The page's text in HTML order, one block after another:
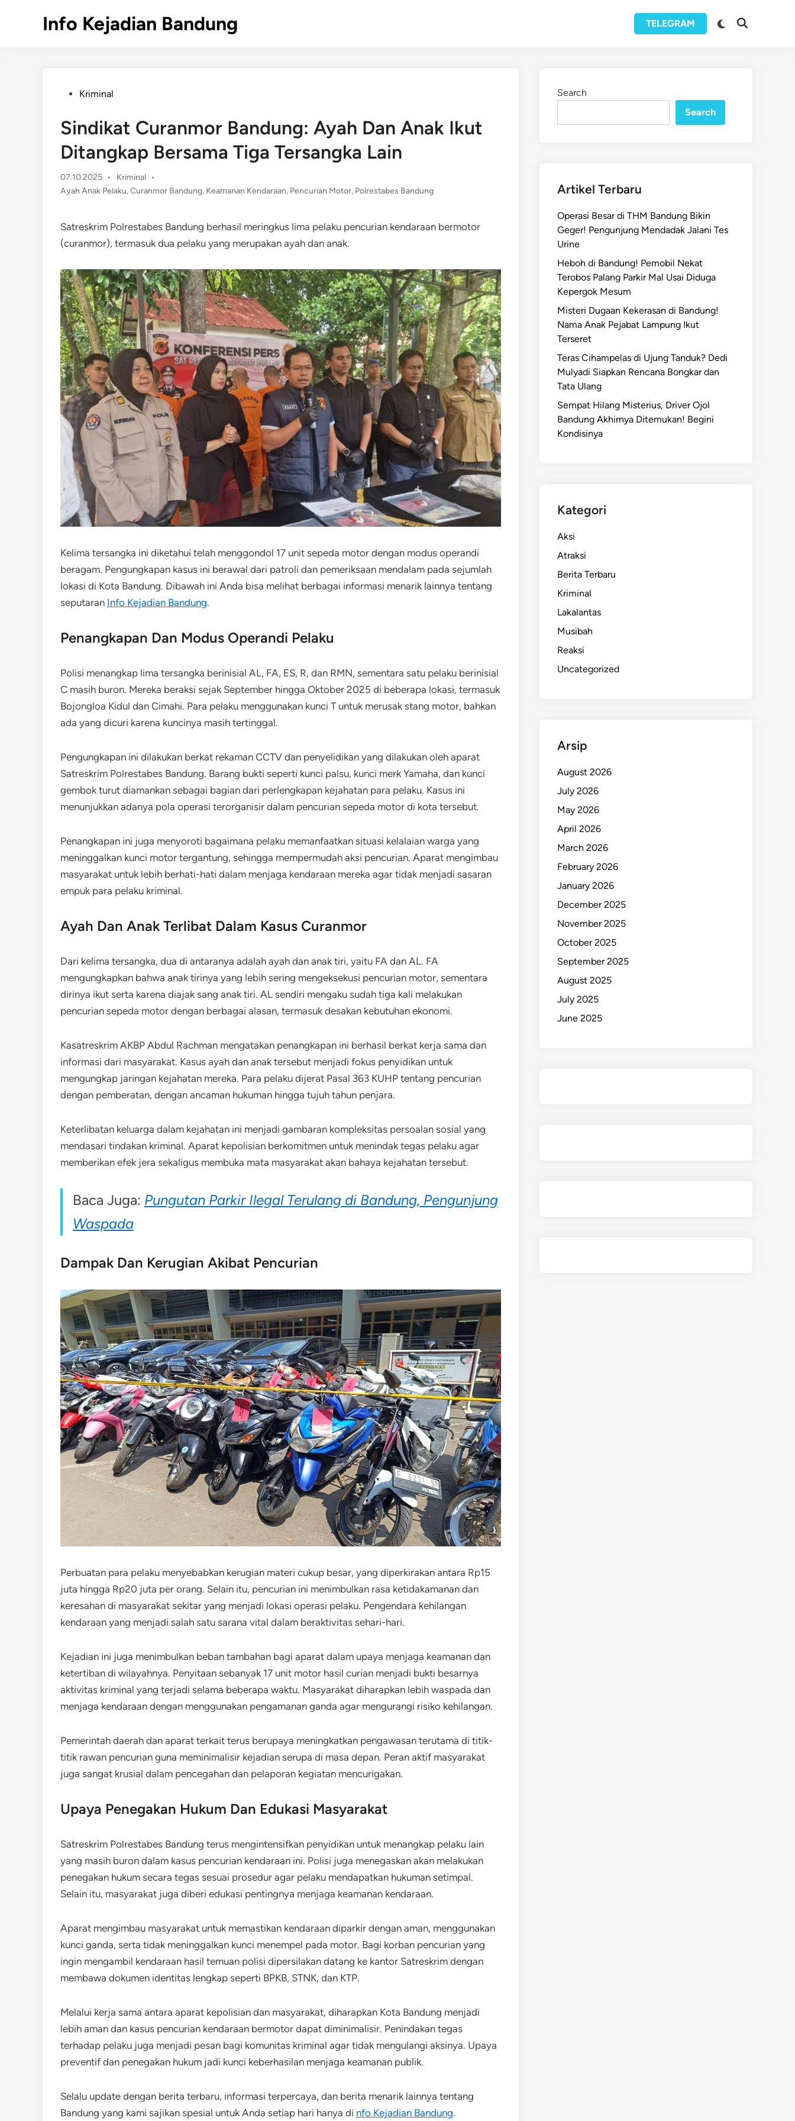
Info Kejadian Bandung TELEGRAM
Switch
Open
PostedKriminal
Sindikat Curanmor Bandung: Ayah Dan Anak Ikut
Ditangkap Bersama Tiga Tersangka Lain
07.10.2025 •
Posted
in
Kriminal
•
Ayah Anak Pelaku,Curanmor Bandung, Keamanan Kendaraan, Pencurian Motor, Polrestabes Bandung
Satreskrim Polrestabes Bandung berhasil meringkus lima pelaku pencurian kendaraan bermotor
(curanmor), termasuk dua pelaku yang merupakan ayah dan anak.
Kelima tersangka ini diketahui telah menggondol 17 unit sepeda motor dengan modus operandi
beragam. Pengungkapan kasus ini berawal dari patroli dan pemeriksaan mendalam pada sejumlah
lokasi di Kota Bandung. Dibawah ini Anda bisa melihat berbagai informasi menarik lainnya tentang
seputaran Info Kejadian Bandung.
Penangkapan Dan Modus Operandi Pelaku
Polisi menangkap lima tersangka berinisial AL, FA, ES, R, dan RMN, sementara satu pelaku berinisial
C masih buron. Mereka beraksi sejak September hingga Oktober 2025 di beberapa lokasi, termasuk
Bojongloa Kidul dan Cimahi. Para pelaku menggunakan kunci T untuk merusak stang motor, bahkan
ada yang dicuri karena kuncinya masih tertinggal.
Pengungkapan ini dilakukan berkat rekaman CCTV dan penyelidikan yang dilakukan oleh aparat
Satreskrim Polrestabes Bandung. Barang bukti seperti kunci palsu, kunci merk Yamaha, dan kunci
gembok turut diamankan sebagai bagian dari perlengkapan kejahatan para pelaku. Kasus ini
menunjukkan adanya pola operasi terorganisir dalam pencurian sepeda motor di kota tersebut.
Penangkapan ini juga menyoroti bagaimana pelaku memanfaatkan situasi kelalaian warga yang
meninggalkan kunci motor tergantung, sehingga mempermudah aksi pencurian. Aparat mengimbau
masyarakat untuk lebih berhati-hati dalam menjaga kendaraan mereka agar tidak menjadi sasaran
empuk para pelaku kriminal.
Ayah Dan Anak Terlibat Dalam Kasus Curanmor
Dari kelima tersangka, dua di antaranya adalah ayah dan anak tiri, yaitu FA dan AL. FA
mengungkapkan bahwa anak tirinya yang lebih sering mengeksekusi pencurian motor, sementara
dirinya ikut serta karena diajak sang anak tiri. AL sendiri mengaku sudah tiga kali melakukan
pencurian sepeda motor dengan berbagai alasan, termasuk desakan kebutuhan ekonomi.
Kasatreskrim AKBP Abdul Rachman mengatakan penangkapan ini berhasil berkat kerja sama dan
informasi dari masyarakat. Kasus ayah dan anak tersebut menjadi fokus penyidikan untuk
mengungkap jaringan kejahatan mereka. Para pelaku dijerat Pasal 363 KUHP tentang pencurian
dengan pemberatan, dengan ancaman hukuman hingga tujuh tahun penjara.
Keterlibatan keluarga dalam kejahatan ini menjadi gambaran kompleksitas persoalan sosial yang
mendasari tindakan kriminal. Aparat kepolisian berkomitmen untuk menindak tegas pelaku agar
memberikan efek jera sekaligus membuka mata masyarakat akan bahaya kejahatan tersebut.
Baca Juga: Pungutan Parkir Ilegal Terulang di Bandung, Pengunjung
Waspada
Dampak Dan Kerugian Akibat Pencurian
Perbuatan para pelaku menyebabkan kerugian materi cukup besar, yang diperkirakan antara Rp15
juta hingga Rp20 juta per orang. Selain itu, pencurian ini menimbulkan rasa ketidakamanan dan
keresahan di masyarakat sekitar yang menjadi lokasi operasi pelaku. Pengendara kehilangan
kendaraan yang menjadi salah satu sarana vital dalam beraktivitas sehari-hari.
Kejadian ini juga menimbulkan beban tambahan bagi aparat dalam upaya menjaga keamanan dan
ketertiban di wilayahnya. Penyitaan sebanyak 17 unit motor hasil curian menjadi bukti besarnya
aktivitas kriminal yang terjadi selama beberapa waktu. Masyarakat diharapkan lebih waspada dan
menjaga kendaraan dengan menggunakan pengamanan ganda agar mengurangi risiko kehilangan.
Pemerintah daerah dan aparat terkait terus berupaya meningkatkan pengawasan terutama di titik-
titik rawan pencurian guna meminimalisir kejadian serupa di masa depan. Peran aktif masyarakat
juga sangat krusial dalam pencegahan dan pelaporan kegiatan mencurigakan.
Upaya Penegakan Hukum Dan Edukasi Masyarakat
Satreskrim Polrestabes Bandung terus mengintensifkan penyidikan untuk menangkap pelaku lain
yang masih buron dalam kasus pencurian kendaraan ini. Polisi juga menegaskan akan melakukan
penegakan hukum secara tegas sesuai prosedur agar pelaku mendapatkan hukuman setimpal.
Selain itu, masyarakat juga diberi edukasi pentingnya menjaga keamanan kendaraan.
Aparat mengimbau masyarakat untuk memastikan kendaraan diparkir dengan aman, menggunakan
kunci ganda, serta tidak meninggalkan kunci menempel pada motor. Bagi korban pencurian yang
ingin mengambil kendaraan hasil temuan polisi dipersilakan datang ke kantor Satreskrim dengan
membawa dokumen identitas lengkap seperti BPKB, STNK, dan KTP.
Melalui kerja sama antara aparat kepolisian dan masyarakat, diharapkan Kota Bandung menjadi
lebih aman dan kasus pencurian kendaraan bermotor dapat diminimalisir. Penindakan tegas
terhadap pelaku juga menjadi pesan bagi komunitas kriminal agar tidak mengulangi aksinya. Upaya
preventif dan penegakan hukum jadi kunci keberhasilan menjaga keamanan publik.
Selalu update dengan berita terbaru, informasi terpercaya, dan berita menarik lainnya tentang
Bandung yang kami sajikan spesial untuk Anda setiap hari hanya di nfo Kejadian Bandung.
Search
Search
Artikel Terbaru
Operasi Besar di THM Bandung Bikin
Geger! Pengunjung Mendadak Jalani Tes
Urine
Heboh di Bandung! Pemobil Nekat
Terobos Palang Parkir Mal Usai Diduga
Kepergok Mesum
Misteri Dugaan Kekerasan di Bandung!
Nama Anak Pejabat Lampung Ikut
Terseret
Teras Cihampelas di Ujung Tanduk? Dedi
Mulyadi Siapkan Rencana Bongkar dan
Tata Ulang
Sempat Hilang Misterius, Driver Ojol
Bandung Akhirnya Ditemukan! Begini
Kondisinya
Kategori
Aksi
Atraksi
Berita Terbaru
Kriminal
Lakalantas
Musibah
Reaksi
Uncategorized
Arsip
August 2026
July 2026
May 2026
April 2026
March 2026
February 2026
January 2026
December 2025
November 2025
October 2025
September 2025
August 2025
July 2025
June 2025